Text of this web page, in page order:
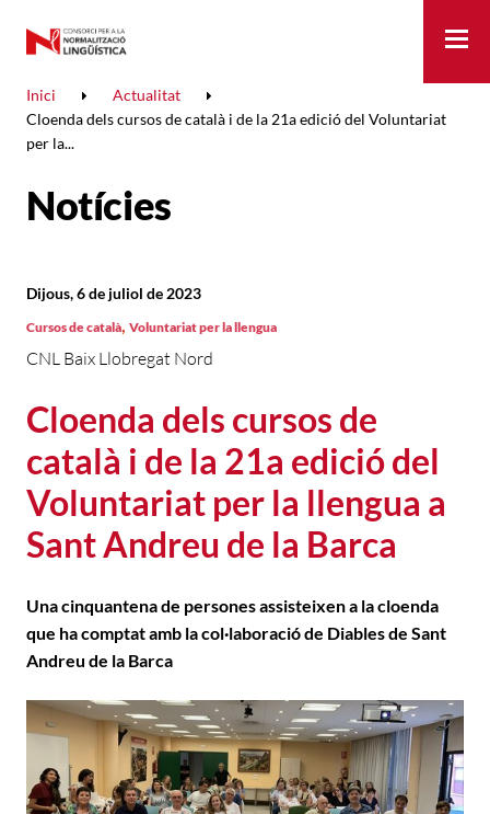
Inici
Actualitat
Cloenda dels cursos de català i de la 21a edició del Voluntariat
per la...
Notícies
Cloenda dels cursos de
català i de la 21a edició del
Voluntariat per la llengua a
Sant Andreu de la Barca
CNL Baix Llobregat Nord
Dijous, 6 de juliol de 2023
Cursos de català, Voluntariat per la llengua
Una cinquantena de persones assisteixen a la cloenda
que ha comptat amb la col·laboració de Diables de Sant
Andreu de la Barca